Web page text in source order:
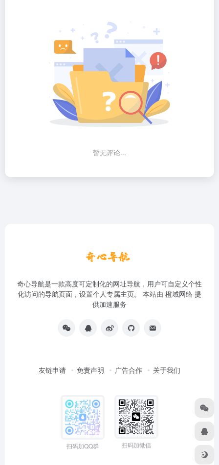
暂无评论...
奇心导航是一款高度可定制化的网址导航，用户可自定义个性
化访问的导航页面，设置个人专属主页。 本站由 橙域网络 提
供加速服务
友链申请 免责声明 广告合作 关于我们
扫码加QQ群 扫码加微信